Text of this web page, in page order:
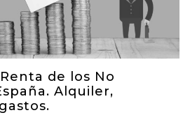
de los No
Alquiler,